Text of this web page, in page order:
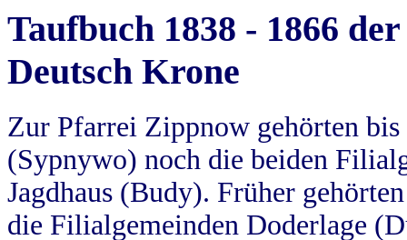
Taufbuch 1838 - 1866
Deutsch Krone
Zur Pfarrei Zippnow gehörten
(Sypnywo) noch die beiden
Jagdhaus (Budy). Früher
die Filialgemeinden Doderlage